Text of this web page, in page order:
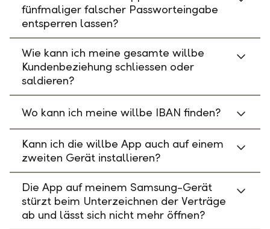
fünfmaliger falscher Passworteingabe
entsperren lassen?
Wie kann ich meine gesamte willbe
Kundenbeziehung schliessen oder
saldieren?
Wo kann ich meine willbe IBAN finden?
Kann ich die willbe App auch auf einem
zweiten Gerät installieren?
Die App auf meinem Samsung-Gerät
stürzt beim Unterzeichnen der Verträge
ab und lässt sich nicht mehr öffnen?